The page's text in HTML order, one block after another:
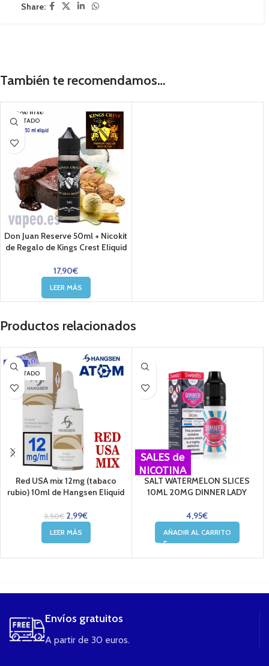
Share:
También te recomendamos…
AGOTADO
Don Juan Reserve 50ml + Nicokit
de Regalo de Kings Crest Eliquid
17,90€
LEER MÁS
Productos relacionados
-15%
AGOTADO
Red USA mix 12mg (tabaco
rubio) 10ml de Hangsen Eliquid
3,50€ 2,99€
LEER MÁS
SALES de
NICOTINA
SALT WATERMELON SLICES
10ML 20MG DINNER LADY
4,95€
AÑADIR AL CARRITO
Envíos gratuitos
A partir de 30 euros.